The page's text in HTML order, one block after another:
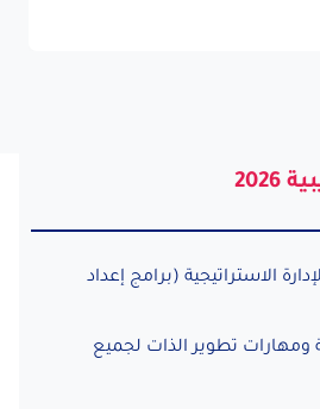
الاستراتيجية (برامج إعداد
ومهارات تطوير الذات لجميع